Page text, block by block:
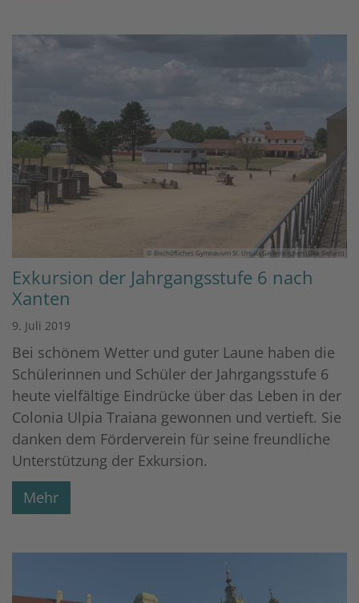
© Bischöfliches Gymnasium St. Ursula Geilenkirchen (Elke Sieben)
Exkursion der Jahrgangsstufe 6 nach
Xanten
9. Juli 2019
Bei schönem Wetter und guter Laune haben die
Schülerinnen und Schüler der Jahrgangsstufe 6
heute vielfältige Eindrücke über das Leben in der
Colonia Ulpia Traiana gewonnen und vertieft. Sie
danken dem Förderverein für seine freundliche
Unterstützung der Exkursion.
Mehr